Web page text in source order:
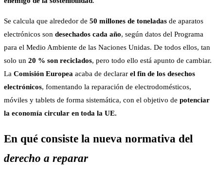
Se calcula que alrededor de 50 millones de toneladas de aparatos
electrónicos son desechados cada año, según datos del Programa
para el Medio Ambiente de las Naciones Unidas. De todos ellos, tan
solo un 20 % son reciclados, pero todo ello está apunto de cambiar.
La Comisión Europea acaba de declarar el fin de los desechos
electrónicos, fomentando la reparación de electrodomésticos,
móviles y tablets de forma sistemática, con el objetivo de potenciar
la economía circular en toda la UE.
En qué consiste la nueva normativa del
derecho a reparar